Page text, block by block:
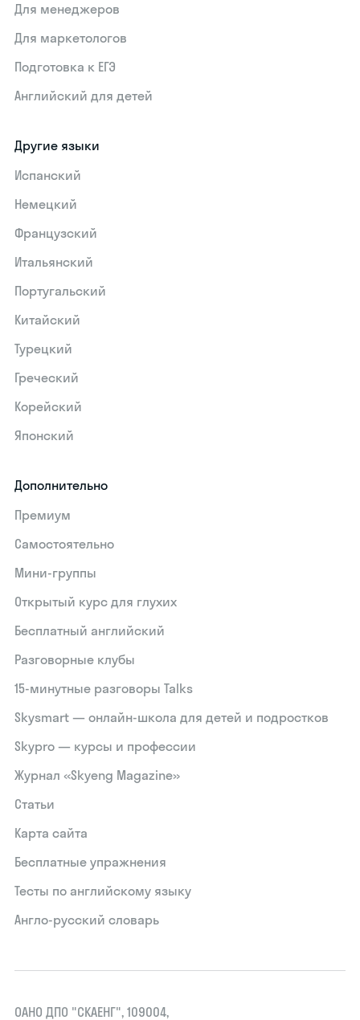
Для менеджеров
Для маркетологов
Подготовка к ЕГЭ
Английский для детей
Другие языки
Испанский
Немецкий
Французский
Итальянский
Португальский
Китайский
Турецкий
Греческий
Корейский
Японский
Дополнительно
Премиум
Самостоятельно
Мини-группы
Открытый курс для глухих
Бесплатный английский
Разговорные клубы
15‑минутные разговоры Talks
Skysmart — онлайн-школа для детей и подростков
Skypro — курсы и профессии
Журнал «Skyeng Magazine»
Статьи
Карта сайта
Бесплатные упражнения
Тесты по английскому языку
Англо-русский словарь
ОАНО ДПО "СКАЕНГ", 109004,